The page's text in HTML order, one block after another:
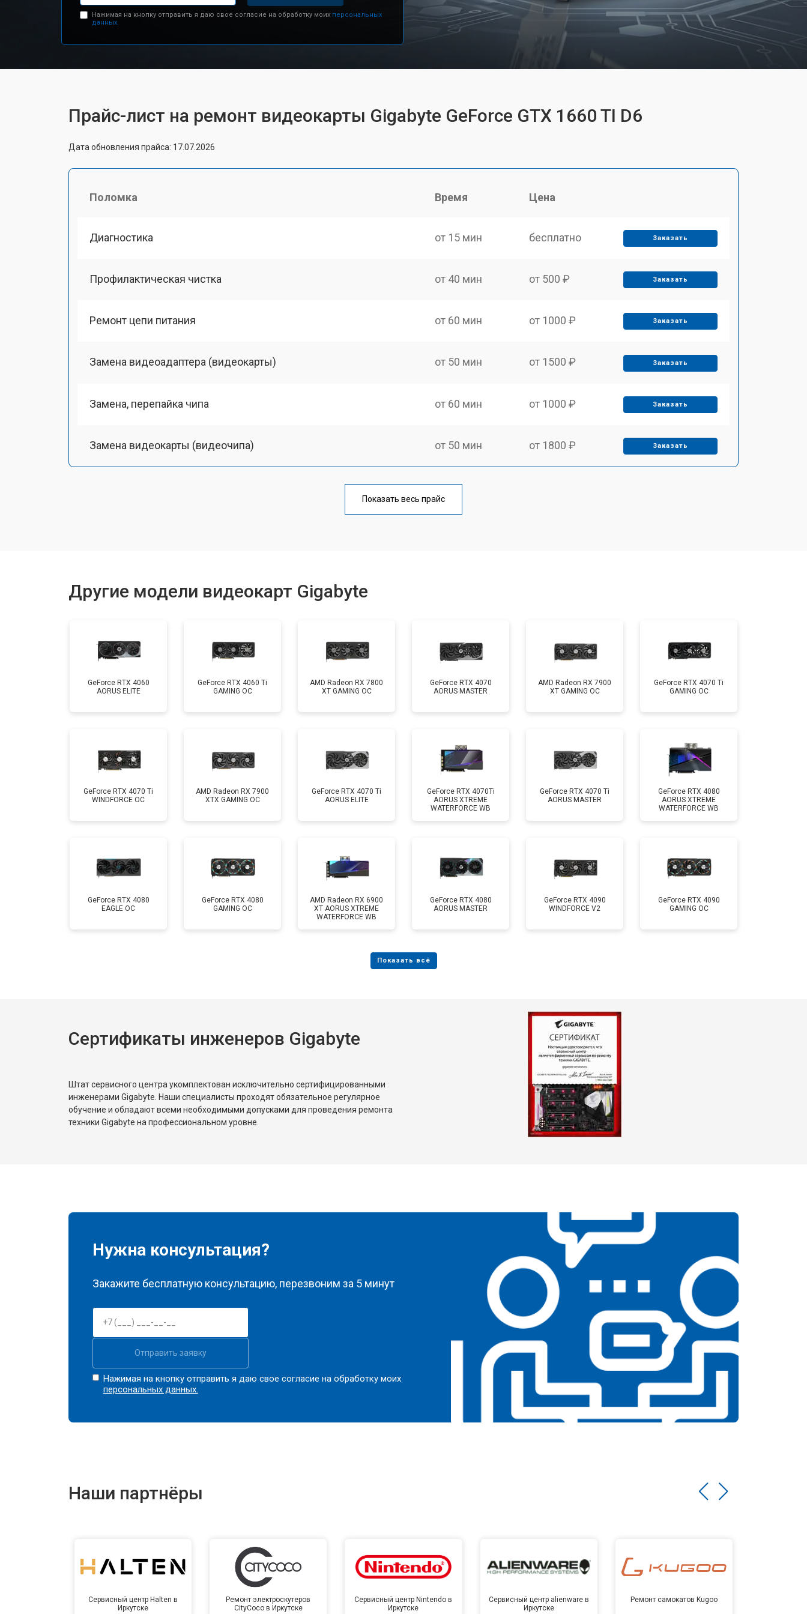
Нажимая на кнопку отправить я даю свое согласие на обработку моих персональных
данных.
Прайс-лист на ремонт видеокарты Gigabyte GeForce GTX 1660 TI D6
Дата обновления прайса: 17.07.2026
Поломка Время Цена
Диагностика от 15 мин бесплатно Заказать
Профилактическая чистка от 40 мин от 500 ₽ Заказать
Ремонт цепи питания от 60 мин от 1000 ₽ Заказать
Замена видеоадаптера (видеокарты) от 50 мин от 1500 ₽ Заказать
Замена, перепайка чипа от 60 мин от 1000 ₽ Заказать
Замена видеокарты (видеочипа) от 50 мин от 1800 ₽ Заказать
от 60 мин
Показать весь прайс
Другие модели видеокарт Gigabyte
GeForce RTX 4060
AORUS ELITE
GeForce RTX 4060 Ti
GAMING OC
AMD Radeon RX 7800
XT GAMING OC
GeForce RTX 4070
AORUS MASTER
AMD Radeon RX 7900
XT GAMING OC
GeForce RTX 4070 Ti
GAMING OC
GeForce RTX 4070 Ti
WINDFORCE OC
AMD Radeon RX 7900
XTX GAMING OC
GeForce RTX 4070 Ti
AORUS ELITE
GeForce RTX 4070Ti
AORUS XTREME
WATERFORCE WB
GeForce RTX 4070 Ti
AORUS MASTER
GeForce RTX 4080
AORUS XTREME
WATERFORCE WB
GeForce RTX 4080
EAGLE OC
GeForce RTX 4080
GAMING OC
AMD Radeon RX 6900
XT AORUS XTREME
WATERFORCE WB
GeForce RTX 4080
AORUS MASTER
GeForce RTX 4090
WINDFORCE V2
GeForce RTX 4090
GAMING OC
Сертификаты инженеров Gigabyte
Штат сервисного центра укомплектован исключительно сертифицированными
инженерами Gigabyte. Наши специалисты проходят обязательное регулярное
обучение и обладают всеми необходимыми допусками для проведения ремонта
техники Gigabyte на профессиональном уровне.
Нужна консультация?
Закажите бесплатную консультацию, перезвоним за 5 минут
Отправить заявку
Нажимая на кнопку отправить я даю свое согласие на обработку моих
персональных данных.
Наши партнёры
Сервисный центр Halten в
Иркутске
Ремонт электроскутеров
CityCoco в Иркутске
Сервисный центр Nintendo в
Иркутске
Сервисный центр alienware в
Иркутске
Ремонт самокатов Kugoo